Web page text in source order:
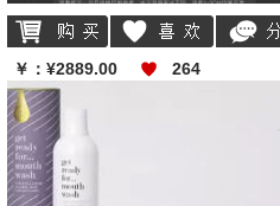
欢 分享
￥：¥2889.00 264